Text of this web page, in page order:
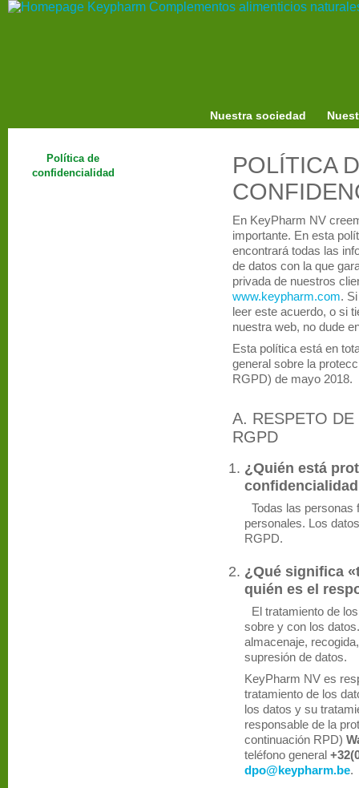
Nuestra sociedad
Política de
confidencialidad
POLÍTICA
En KeyPharm NV
importante. En esta
encontrará todas las
de datos con la que
privada de nuestros
www.keypharm.com.
leer este acuerdo, o si
nuestra web, no dude
Esta política está en
general sobre la
RGPD) de mayo 2018.
A. RESPETO DE
RGPD
¿Quién está
Todas las personas
personales. Los
RGPD.
¿Qué significa
quién es el
El tratamiento de
sobre y con los
almacenaje,
supresión de datos.
KeyPharm NV es
tratamiento de los
los datos y su
responsable de la
continuación RPD)
teléfono general
dpo@keypharm.be.